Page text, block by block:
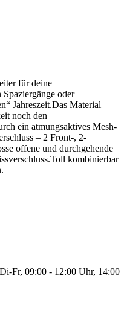
für deine
oder
Jahreszeit.Das Material
noch den
ein atmungsaktives Mesh-
– 2 Front-, 2-
offene und durchgehende
kombinierbar
Di-Fr, 09:00 - 12:00 Uhr, 14:00